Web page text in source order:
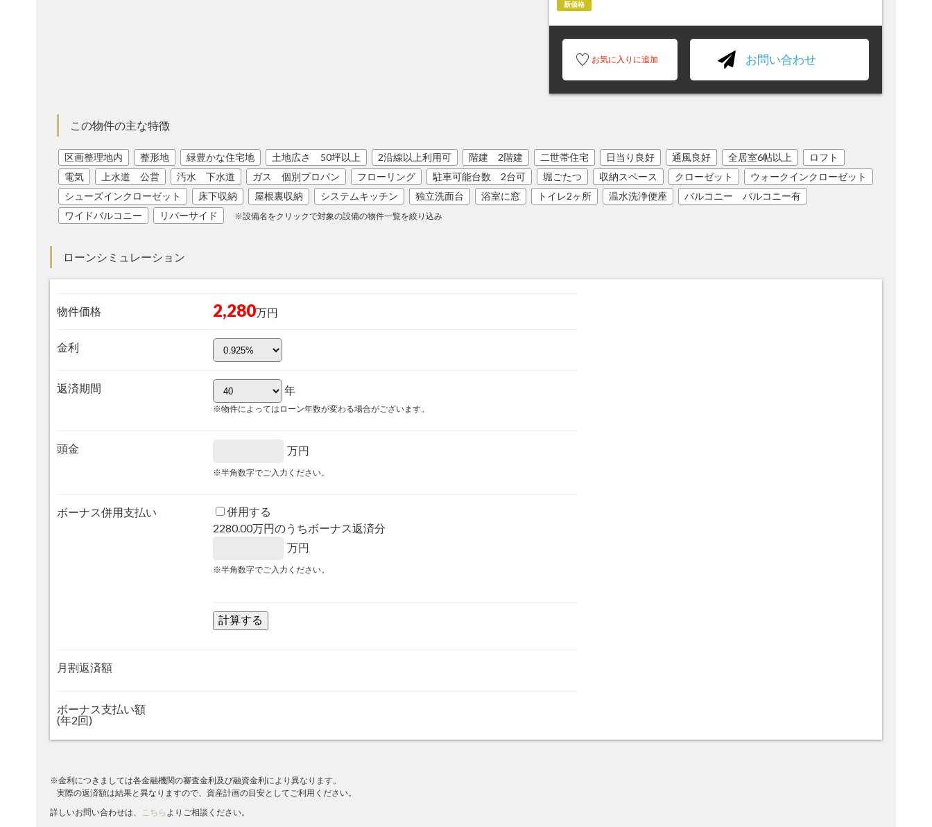
新価格
お気に入りに追加 お問い合わせ
この物件の主な特徴
区画整理地内 整形地 緑豊かな住宅地 土地広さ 50坪以上 2沿線以上利用可 階建 2階建 二世帯住宅 日当り良好 通風良好 全居室6帖以上
ロフト
電気
上水道 公営 汚水 下水道 ガス 個別プロパン フローリング 駐車可能台数 2台可 堀ごたつ 収納スペース クローゼット
ウォークインクローゼット
シューズインクローゼット
床下収納 屋根裏収納 システムキッチン 独立洗面台 浴室に窓 トイレ2ヶ所 温水洗浄便座
バルコニー バルコニー有
ワイドバルコニー
リバーサイド ※設備名をクリックで対象の設備の物件一覧を絞り込み
ローンシミュレーション
物件価格 2,280万円
金利
返済期間 年
※物件によってはローン年数が変わる場合がございます。
頭金 万円
※半角数字でご入力ください。
ボーナス併用支払い
併用する
2280.00万円のうちボーナス返済分
万円
※半角数字でご入力ください。
月割返済額
ボーナス支払い額
(年2回)
※金利につきましては各金融機関の審査金利及び融資金利により異なります。
実際の返済額は結果と異なりますので、資産計画の目安としてご利用ください。
詳しいお問い合わせは、 こちら よりご相談ください。